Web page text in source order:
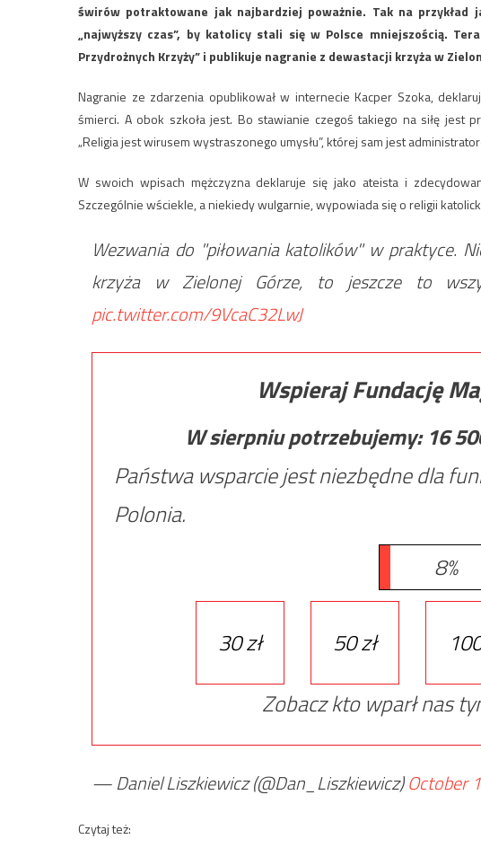
świrów potraktowane jak najbardziej poważnie. Tak na przykład
„najwyższy czas”, by katolicy stali się w Polsce mniejszością.
Przydrożnych Krzyży” i publikuje nagranie z dewastacji krzyża w
Nagranie ze zdarzenia opublikował w internecie Kacper Szoka,
śmierci. A obok szkoła jest. Bo stawianie czegoś takiego na siłę jest
„Religia jest wirusem wystraszonego umysłu”, której sam jest
W swoich wpisach mężczyzna deklaruje się jako ateista i
Szczególnie wściekle, a niekiedy wulgarnie, wypowiada się o religii
Wezwania do "piłowania katolików" w praktyce.
krzyża w Zielonej Górze, to jeszcze to
pic.twitter.com/9VcaC32LwJ
Wspieraj Fundację
W sierpniu potrzebujemy: 16
Państwa wsparcie jest niezbędne dla
Polonia.
8%
30 zł 50 zł
Zobacz kto wparł nas
— Daniel Liszkiewicz (@Dan_Liszkiewicz)October
Czytaj też: